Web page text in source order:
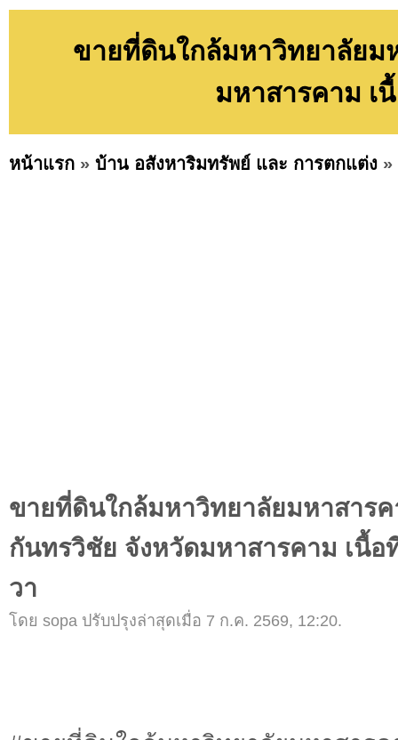
ขายที่ดินใกล้มหาวิทยาลัยม
มหาสารคาม เ
หน้าแรก » บ้าน อสังหาริมทรัพย์ และ การตกแต่ง »
ขายที่ดินใกล้มหาวิทยาลัยมหาสารค
กันทรวิชัย จังหวัดมหาสารคาม เนื้อ
วา
โดย sopa ปรับปรุงล่าสุดเมื่อ 7 ก.ค. 2569, 12:20.